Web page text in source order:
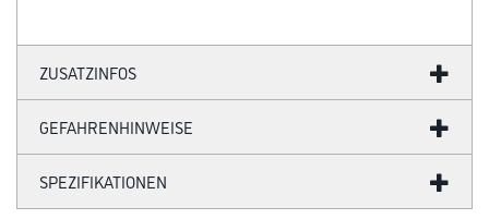
ZUSATZINFOS
GEFAHRENHINWEISE
SPEZIFIKATIONEN